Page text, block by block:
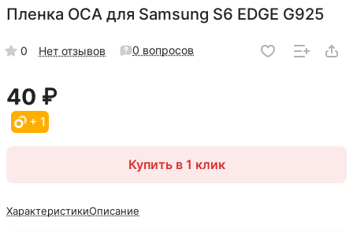
Пленка OCA для Samsung S6 EDGE G925
0 Нет отзывов 0 вопросов
40 ₽
+ 1
Купить в 1 клик
ХарактеристикиОписание